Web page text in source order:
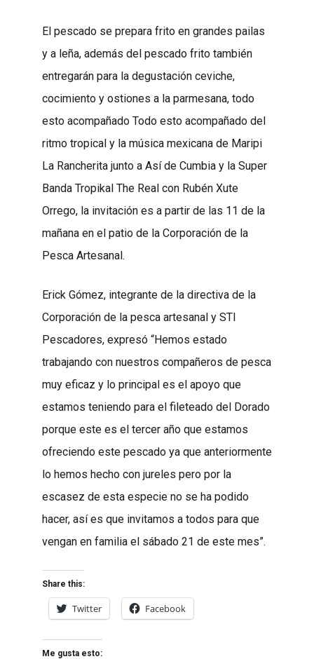
El pescado se prepara frito en grandes pailas
y a leña, además del pescado frito también
entregarán para la degustación ceviche,
cocimiento y ostiones a la parmesana, todo
esto acompañado Todo esto acompañado del
ritmo tropical y la música mexicana de Maripi
La Rancherita junto a Así de Cumbia y la Super
Banda Tropikal The Real con Rubén Xute
Orrego, la invitación es a partir de las 11 de la
mañana en el patio de la Corporación de la
Pesca Artesanal.
Erick Gómez, integrante de la directiva de la
Corporación de la pesca artesanal y STI
Pescadores, expresó “Hemos estado
trabajando con nuestros compañeros de pesca
muy eficaz y lo principal es el apoyo que
estamos teniendo para el fileteado del Dorado
porque este es el tercer año que estamos
ofreciendo este pescado ya que anteriormente
lo hemos hecho con jureles pero por la
escasez de esta especie no se ha podido
hacer, así es que invitamos a todos para que
vengan en familia el sábado 21 de este mes”.
Share this:
Twitter Facebook
Me gusta esto: